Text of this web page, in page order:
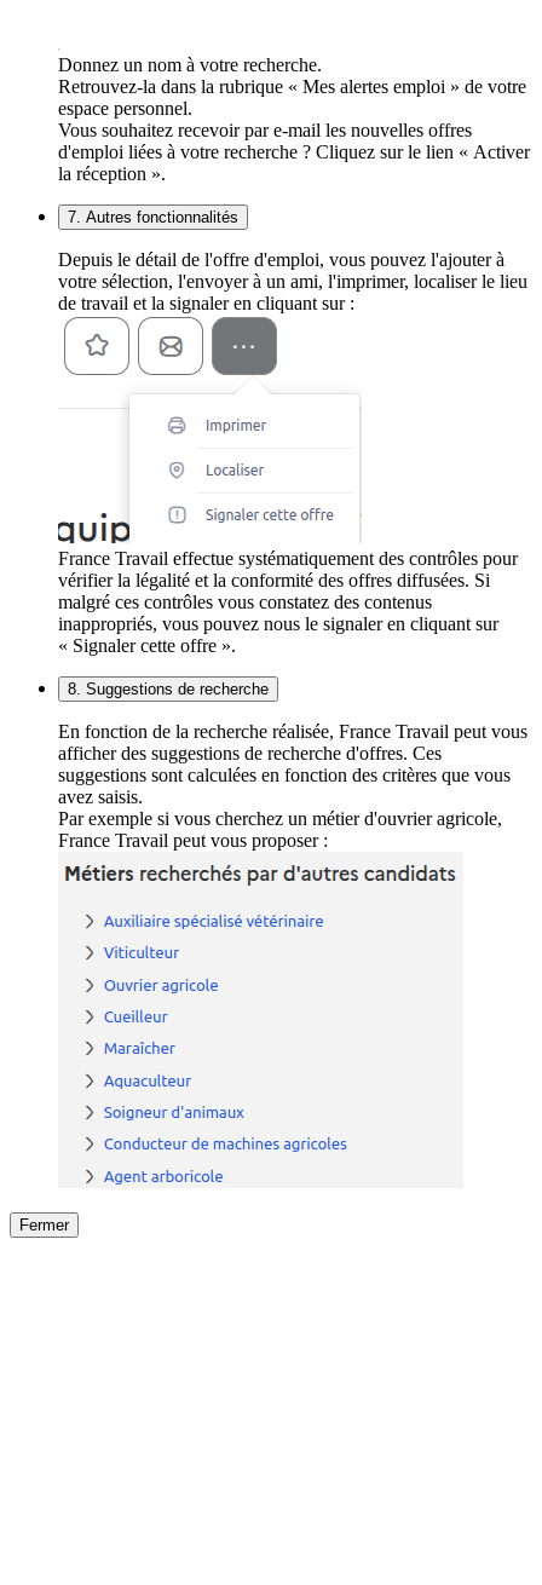
Donnez un nom à votre recherche.
Retrouvez-la dans la rubrique « Mes alertes emploi » de votre
espace personnel.
Vous souhaitez recevoir par e-mail les nouvelles offres
d'emploi liées à votre recherche ? Cliquez sur le lien « Activer
la réception ».
7. Autres fonctionnalités
Depuis le détail de l'offre d'emploi, vous pouvez l'ajouter à
votre sélection, l'envoyer à un ami, l'imprimer, localiser le lieu
de travail et la signaler en cliquant sur :
France Travail effectue systématiquement des contrôles pour
vérifier la légalité et la conformité des offres diffusées. Si
malgré ces contrôles vous constatez des contenus
inappropriés, vous pouvez nous le signaler en cliquant sur
« Signaler cette offre ».
8. Suggestions de recherche
En fonction de la recherche réalisée, France Travail peut vous
afficher des suggestions de recherche d'offres. Ces
suggestions sont calculées en fonction des critères que vous
avez saisis.
Par exemple si vous cherchez un métier d'ouvrier agricole,
France Travail peut vous proposer :
Fermer